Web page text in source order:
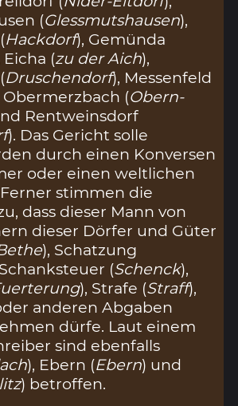
(Glessmutshausen),
Hackdorf), Gemünda
Eicha (zu der Aich),
Druschendorf), Messenfeld
Obermerzbach (Obern-
Rentweinsdorf
). Das Gericht solle
durch einen Konversen
oder einen weltlichen
stimmen die
dass dieser Mann von
dieser Dörfer und Güter
), Schatzung
(Schenck),
), Strafe (Straff),
anderen Abgaben
dürfe. Laut einem
sind ebenfalls
), Ebern (Ebern) und
) betroffen.